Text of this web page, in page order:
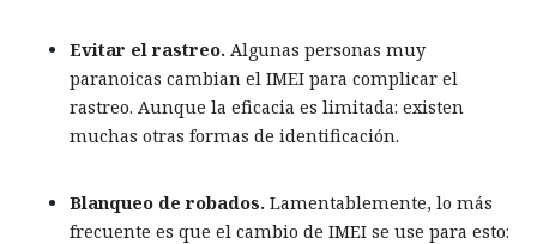
Evitar el rastreo. Algunas personas muy
paranoicas cambian el IMEI para complicar el
rastreo. Aunque la eficacia es limitada: existen
muchas otras formas de identificación.
Blanqueo de robados. Lamentablemente, lo más
frecuente es que el cambio de IMEI se use para esto: